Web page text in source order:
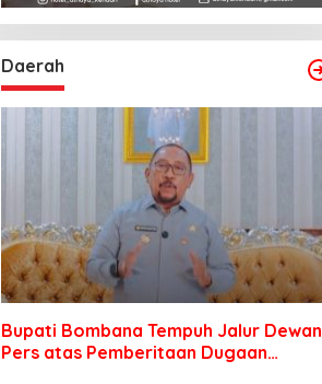
Daerah
Bupati Bombana Tempuh Jalur Dewan
Pers atas Pemberitaan Dugaan